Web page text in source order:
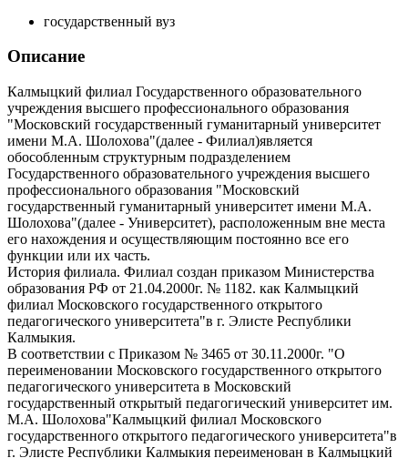
государственный вуз
Описание
Калмыцкий филиал Государственного образовательного
учреждения высшего профессионального образования
"Московский государственный гуманитарный университет
имени М.А. Шолохова"(далее - Филиал)является
обособленным структурным подразделением
Государственного образовательного учреждения высшего
профессионального образования "Московский
государственный гуманитарный университет имени М.А.
Шолохова"(далее - Университет), расположенным вне места
его нахождения и осуществляющим постоянно все его
функции или их часть.
История филиала. Филиал создан приказом Министерства
образования РФ от 21.04.2000г. № 1182. как Калмыцкий
филиал Московского государственного открытого
педагогического университета"в г. Элисте Республики
Калмыкия.
В соответствии с Приказом № 3465 от 30.11.2000г. "О
переименовании Московского государственного открытого
педагогического университета в Московский
государственный открытый педагогический университет им.
М.А. Шолохова"Калмыцкий филиал Московского
государственного открытого педагогического университета"в
г. Элисте Республики Калмыкия переименован в Калмыцкий